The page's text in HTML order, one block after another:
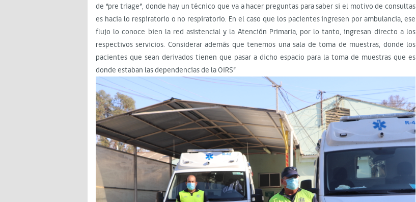
de “pre triage”, donde hay un técnico que va a hacer preguntas para saber si el motivo de consultas
es hacia lo respiratorio o no respiratorio. En el caso que los pacientes ingresen por ambulancia, ese
flujo lo conoce bien la red asistencial y la Atención Primaria, por lo tanto, ingresan directo a los
respectivos servicios. Considerar además que tenemos una sala de toma de muestras, donde los
pacientes que sean derivados tienen que pasar a dicho espacio para la toma de muestras que es
donde estaban las dependencias de la OIRS”